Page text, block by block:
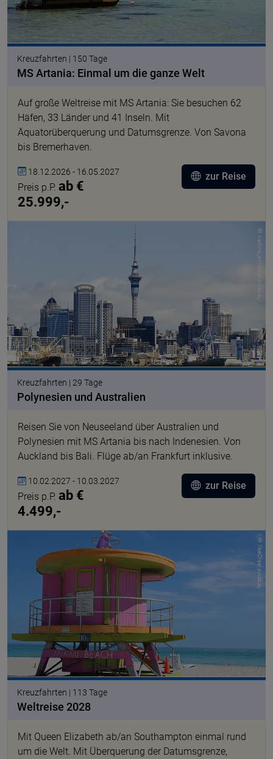
Kreuzfahrten | 150 Tage
MS Artania: Einmal um die ganze Welt
Auf große Weltreise mit MS Artania: Sie besuchen 62
Häfen, 33 Länder und 41 Inseln. Mit
Äquatorüberquerung und Datumsgrenze. Von Savona
bis Bremerhaven.
18.12.2026 - 16.05.2027
Preis p.P. ab €
25.999,-
zur Reise
© nadine_simoner pixabay
Kreuzfahrten | 29 Tage
Polynesien und Australien
Reisen Sie von Neuseeland über Australien und
Polynesien mit MS Artania bis nach Indenesien. Von
Auckland bis Bali. Flüge ab/an Frankfurt inklusive.
10.02.2027 - 10.03.2027
Preis p.P. ab €
4.499,-
zur Reise
© IlseOrsel pixabay
Kreuzfahrten | 113 Tage
Weltreise 2028
Mit Queen Elizabeth ab/an Southampton einmal rund
um die Welt. Mit Überquerung der Datumsgrenze,